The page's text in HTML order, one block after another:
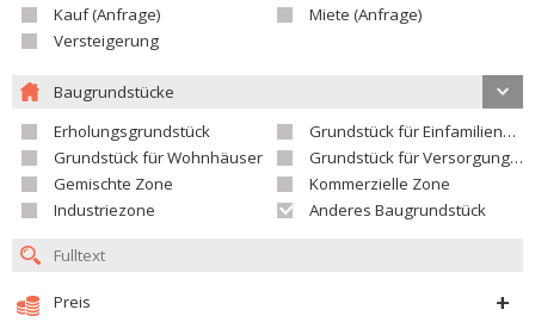
Kauf (Anfrage)
Miete (Anfrage)
Versteigerung
Baugrundstücke
Erholungsgrundstück
Grundstück für Einfamilienhäuser
Grundstück für Wohnhäuser
Grundstück für Versorgungseinrichtungen
Gemischte Zone
Kommerzielle Zone
Industriezone
Anderes Baugrundstück
Preis